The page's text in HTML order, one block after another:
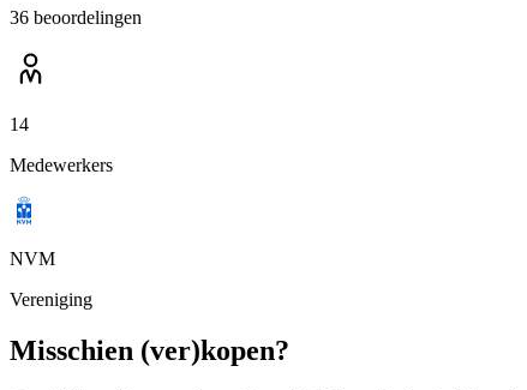
36 beoordelingen
14
Medewerkers
NVM
Vereniging
Misschien (ver)kopen?